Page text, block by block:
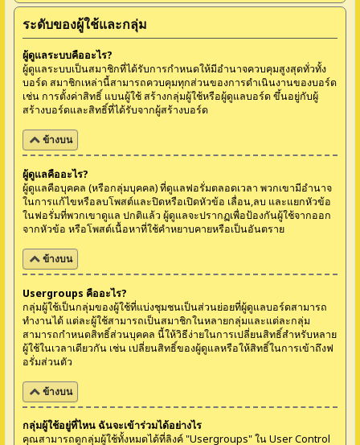
ระดับของผู้ใช้และกลุ่ม
ผู้ดูแลระบบคืออะไร?
ผู้ดูแลระบบเป็นสมาชิกที่ได้รับการกำหนดให้มีอำนาจควบคุมสูงสุดทั่วทั้ง
บอร์ด สมาชิกเหล่านี้สามารถควบคุมทุกส่วนของการดำเนินงานของบอร์ด
เช่น การตั้งค่าสิทธิ์ แบนผู้ใช้ สร้างกลุ่มผู้ใช้หรือผู้ดูแลบอร์ด ขึ้นอยู่กับผู้
สร้างบอร์ดและสิทธิ์ที่ได้รับจากผู้สร้างบอร์ด
ข้างบน
ผู้ดูแลคืออะไร?
ผู้ดูแลคือบุคคล (หรือกลุ่มบุคคล) ที่ดูแลฟอรั่มตลอดเวลา พวกเขามีอำนาจ
ในการแก้ไขหรือลบโพสต์และปิดหรือเปิดหัวข้อ เลื่อน,ลบ และแยกหัวข้อ
ในฟอรั่มที่พวกเขาดูแล ปกติแล้ว ผู้ดูแลจะปรากฏเพื่อป้องกันผู้ใช้จากออก
จากหัวข้อ หรือโพสต์เนื้อหาที่ใช้คำหยาบคายหรือเป็นอันตราย
ข้างบน
Usergroups คืออะไร?
กลุ่มผู้ใช้เป็นกลุ่มของผู้ใช้ที่แบ่งชุมชนเป็นส่วนย่อยที่ผู้ดูแลบอร์ดสามารถ
ทำงานได้ แต่ละผู้ใช้สามารถเป็นสมาชิกในหลายกลุ่มและแต่ละกลุ่ม
สามารถกำหนดสิทธิ์ส่วนบุคคล นี้ให้วิธีง่ายในการเปลี่ยนสิทธิ์สำหรับหลาย
ผู้ใช้ในเวลาเดียวกัน เช่น เปลี่ยนสิทธิ์ของผู้ดูแลหรือให้สิทธิ์ในการเข้าถึงฟ
อรั่มส่วนตัว
ข้างบน
กลุ่มผู้ใช้อยู่ที่ไหน ฉันจะเข้าร่วมได้อย่างไร
คุณสามารถดูกลุ่มผู้ใช้ทั้งหมดได้ที่ลิงค์ "Usergroups" ใน User Control